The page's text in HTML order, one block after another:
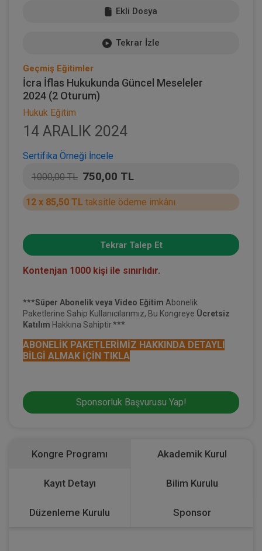
Ekli Dosya
Tekrar İzle
Geçmiş Eğitimler
İcra İflas Hukukunda Güncel Meseleler
2024 (2 Oturum)
Hukuk Eğitim
14 ARALIK 2024
Sertifika Örneği İncele
1000,00 TL 750,00 TL
12 x 85,50 TL taksitle ödeme imkânı.
Tekrar Talep Et
Kontenjan 1000 kişi ile sınırlıdır.
***Süper Abonelik veya Video Eğitim Abonelik
Paketlerine Sahip Kullanıcılarımız, Bu Kongreye Ücretsiz
Katılım Hakkına Sahiptir.***
ABONELİK PAKETLERİMİZ HAKKINDA DETAYLI
BİLGİ ALMAK İÇİN TIKLA
Sponsorluk Başvurusu Yap!
Kongre Programı Akademik Kurul
Kayıt Detayı Bilim Kurulu
Düzenleme Kurulu Sponsor